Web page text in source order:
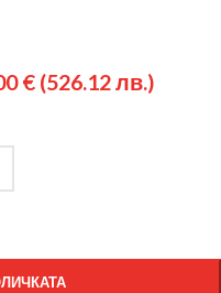
€ (526.12 лв.)